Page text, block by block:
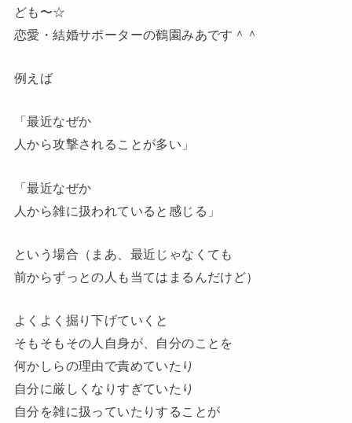
ども〜☆
恋愛・結婚サポーターの鶴園みあです＾＾
例えば
「最近なぜか
人から攻撃されることが多い」
「最近なぜか
人から雑に扱われていると感じる」
という場合（まあ、最近じゃなくても
前からずっとの人も当てはまるんだけど）
よくよく掘り下げていくと
そもそもその人自身が、自分のことを
何かしらの理由で責めていたり
自分に厳しくなりすぎていたり
自分を雑に扱っていたりすることが